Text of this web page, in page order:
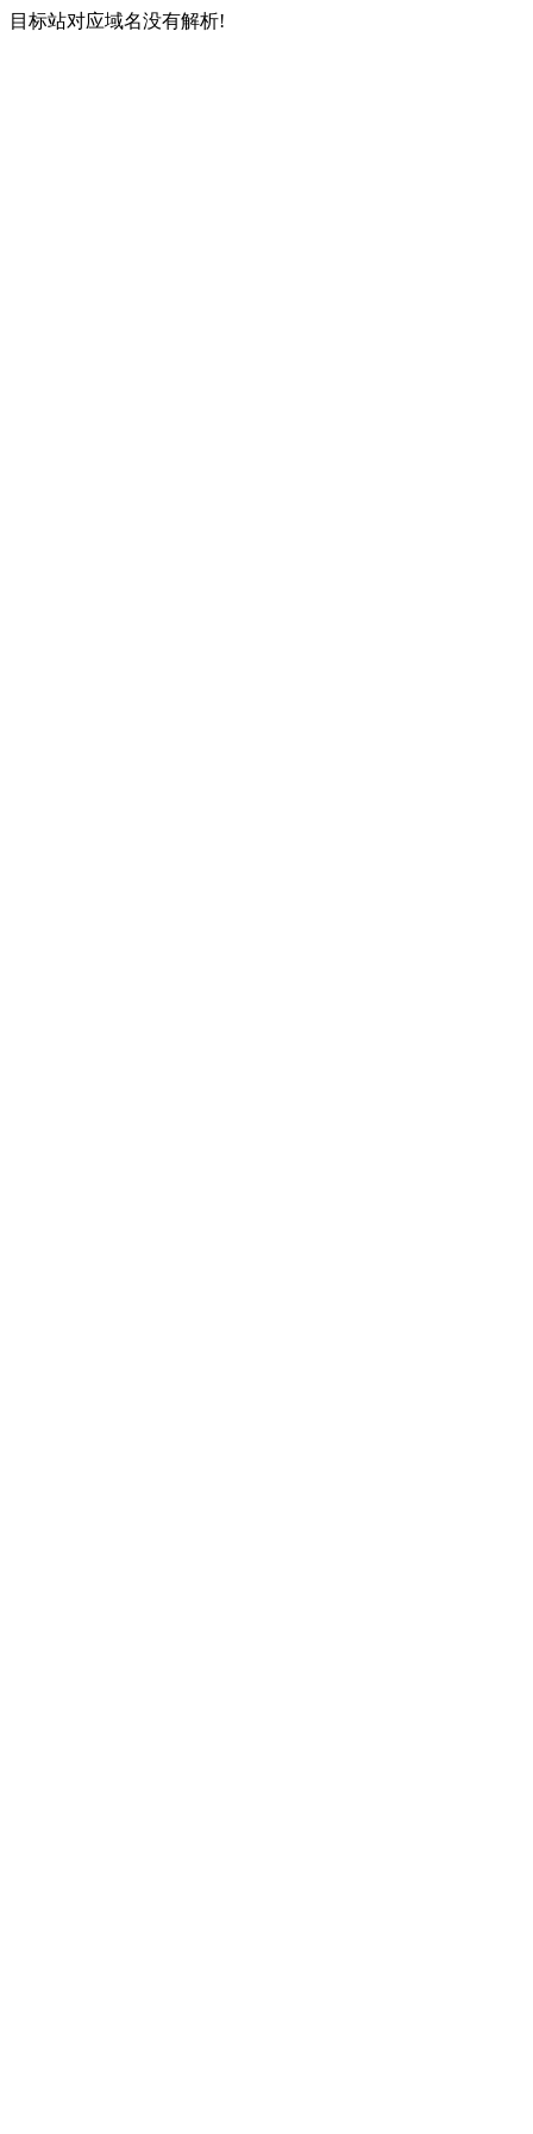
目标站对应域名没有解析!